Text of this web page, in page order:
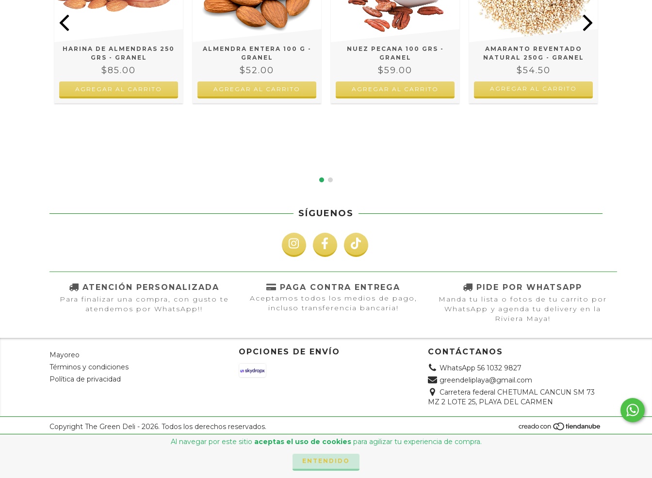
Al navegar por este sitio aceptas el uso de cookiespara agilizar tu experiencia de compra.
ENTENDIDO
HARINA DE ALMENDRAS 250
GRS - GRANEL
$85.00
ALMENDRA ENTERA 100 G -
GRANEL
$52.00
NUEZ PECANA 100 GRS -
GRANEL
$59.00
AMARANTO REVENTADO
NATURAL 250G - GRANEL
$54.50
AGREGAR AL CARRITO
SÍGUENOS
ATENCIÓN PERSONALIZADA
Para finalizar una compra, con gusto te
atendemos por WhatsApp!!
PAGA CONTRA ENTREGA
Aceptamos todos los medios de pago,
incluso transferencia bancaria!
PIDE POR WHATSAPP
Manda tu lista o fotos de tu carrito por
WhatsApp y agenda tu delivery en la
Riviera Maya!
Mayoreo
Términos y condiciones
Política de privacidad
OPCIONES DE ENVÍO CONTÁCTANOS
WhatsApp 56 1032 9827
greendeliplaya@gmail.com
Carretera federal CHETUMAL CANCUN SM 73
MZ 2 LOTE 25, PLAYA DEL CARMEN
Copyright The Green Deli - 2026. Todos los derechos reservados.